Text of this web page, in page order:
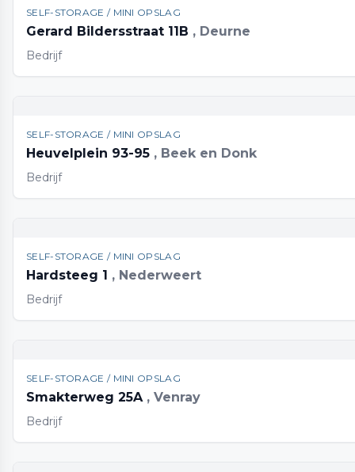
SELF-STORAGE / MINI OPSLAG
Gerard Bildersstraat 11B , Deurne
Bedrijf
SELF-STORAGE / MINI OPSLAG
Heuvelplein 93-95 , Beek en Donk
Bedrijf
SELF-STORAGE / MINI OPSLAG
Hardsteeg 1 , Nederweert
Bedrijf
SELF-STORAGE / MINI OPSLAG
Smakterweg 25A , Venray
Bedrijf